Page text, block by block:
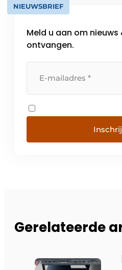
NIEUWSBRIEF
Meld u aan om
ontvangen.
Gerelateerde